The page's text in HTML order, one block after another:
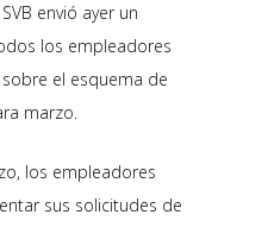
envió ayer un
los empleadores
el esquema de
marzo.
los empleadores
sus solicitudes de